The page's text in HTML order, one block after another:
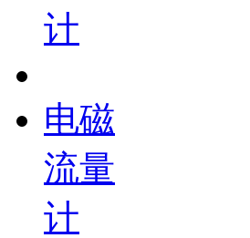
计
电磁
流量
计